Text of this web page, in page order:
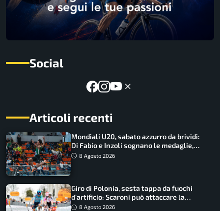
Social
Articoli recenti
Mondiali U20, sabato azzurro da brividi:
Di Fabio e Inzoli sognano le medaglie,
Castellani e Succo in finale
8 Agosto 2026
Giro di Polonia, sesta tappa da fuochi
d’artificio: Scaroni può attaccare la
maglia di Lemmen
8 Agosto 2026